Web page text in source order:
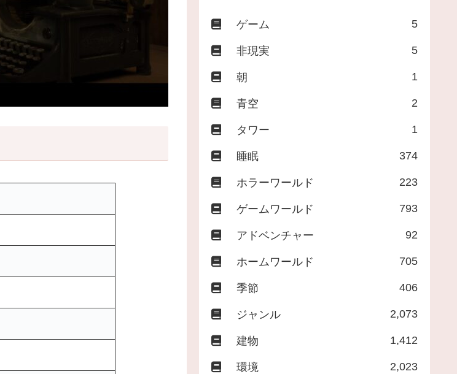
ゲーム 5
非現実 5
朝 1
青空 2
タワー 1
睡眠 374
ホラーワールド 223
ゲームワールド 793
アドベンチャー 92
ホームワールド 705
季節 406
ジャンル 2,073
建物 1,412
環境 2,023